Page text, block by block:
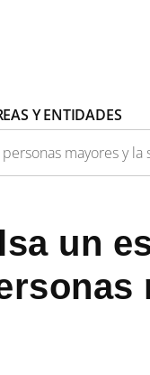
Y ENTIDADES
mayores y la
un